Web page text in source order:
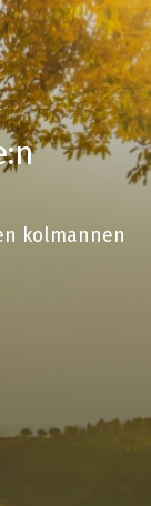
kolmannen